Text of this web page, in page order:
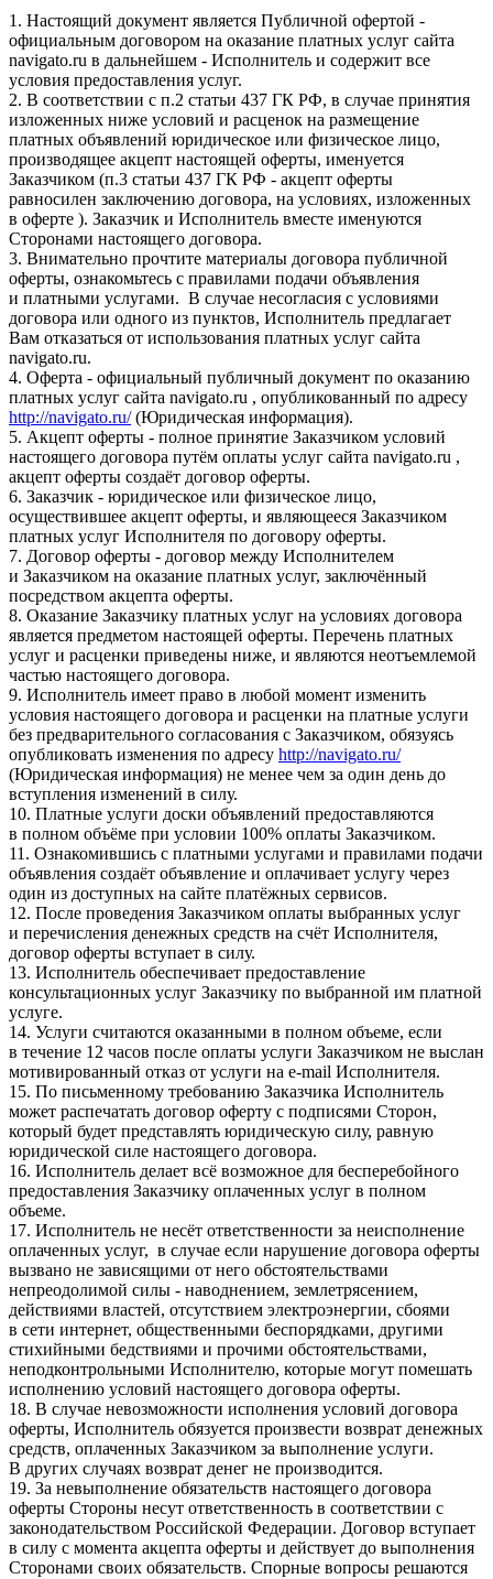
1. Настоящий документ является Публичной офертой -
официальным договором на оказание платных услуг сайта
navigato.ru в дальнейшем - Исполнитель и содержит все
условия предоставления услуг.
2. В соответствии с п.2 статьи 437 ГК РФ, в случае принятия
изложенных ниже условий и расценок на размещение
платных объявлений юридическое или физическое лицо,
производящее акцепт настоящей оферты, именуется
Заказчиком (п.3 статьи 437 ГК РФ - акцепт оферты
равносилен заключению договора, на условиях, изложенных
в оферте ). Заказчик и Исполнитель вместе именуются
Сторонами настоящего договора.
3. Внимательно прочтите материалы договора публичной
оферты, ознакомьтесь с правилами подачи объявления
и платными услугами. В случае несогласия с условиями
договора или одного из пунктов, Исполнитель предлагает
Вам отказаться от использования платных услуг сайта
navigato.ru.
4. Оферта - официальный публичный документ по оказанию
платных услуг сайта navigato.ru , опубликованный по адресу
http://navigato.ru/(Юридическая информация).
5. Акцепт оферты - полное принятие Заказчиком условий
настоящего договора путём оплаты услуг сайта navigato.ru ,
акцепт оферты создаёт договор оферты.
6. Заказчик - юридическое или физическое лицо,
осуществившее акцепт оферты, и являющееся Заказчиком
платных услуг Исполнителя по договору оферты.
7. Договор оферты - договор между Исполнителем
и Заказчиком на оказание платных услуг, заключённый
посредством акцепта оферты.
8. Оказание Заказчику платных услуг на условиях договора
является предметом настоящей оферты. Перечень платных
услуг и расценки приведены ниже, и являются неотъемлемой
частью настоящего договора.
9. Исполнитель имеет право в любой момент изменить
условия настоящего договора и расценки на платные услуги
без предварительного согласования с Заказчиком, обязуясь
опубликовать изменения по адресу http://navigato.ru/
(Юридическая информация) не менее чем за один день до
вступления изменений в силу.
10. Платные услуги доски объявлений предоставляются
в полном объёме при условии 100% оплаты Заказчиком.
11. Ознакомившись с платными услугами и правилами подачи
объявления создаёт объявление и оплачивает услугу через
один из доступных на сайте платёжных сервисов.
12. После проведения Заказчиком оплаты выбранных услуг
и перечисления денежных средств на счёт Исполнителя,
договор оферты вступает в силу.
13. Исполнитель обеспечивает предоставление
консультационных услуг Заказчику по выбранной им платной
услуге.
14. Услуги считаются оказанными в полном объеме, если
в течение 12 часов после оплаты услуги Заказчиком не выслан
мотивированный отказ от услуги на e-mail Исполнителя.
15. По письменному требованию Заказчика Исполнитель
может распечатать договор оферту с подписями Сторон,
который будет представлять юридическую силу, равную
юридической силе настоящего договора.
16. Исполнитель делает всё возможное для бесперебойного
предоставления Заказчику оплаченных услуг в полном
объеме.
17. Исполнитель не несёт ответственности за неисполнение
оплаченных услуг, в случае если нарушение договора оферты
вызвано не зависящими от него обстоятельствами
непреодолимой силы - наводнением, землетрясением,
действиями властей, отсутствием электроэнергии, сбоями
в сети интернет, общественными беспорядками, другими
стихийными бедствиями и прочими обстоятельствами,
неподконтрольными Исполнителю, которые могут помешать
исполнению условий настоящего договора оферты.
18. В случае невозможности исполнения условий договора
оферты, Исполнитель обязуется произвести возврат денежных
средств, оплаченных Заказчиком за выполнение услуги.
В других случаях возврат денег не производится.
19. За невыполнение обязательств настоящего договора
оферты Стороны несут ответственность в соответствии с
законодательством Российской Федерации. Договор вступает
в силу с момента акцепта оферты и действует до выполнения
Сторонами своих обязательств. Спорные вопросы решаются